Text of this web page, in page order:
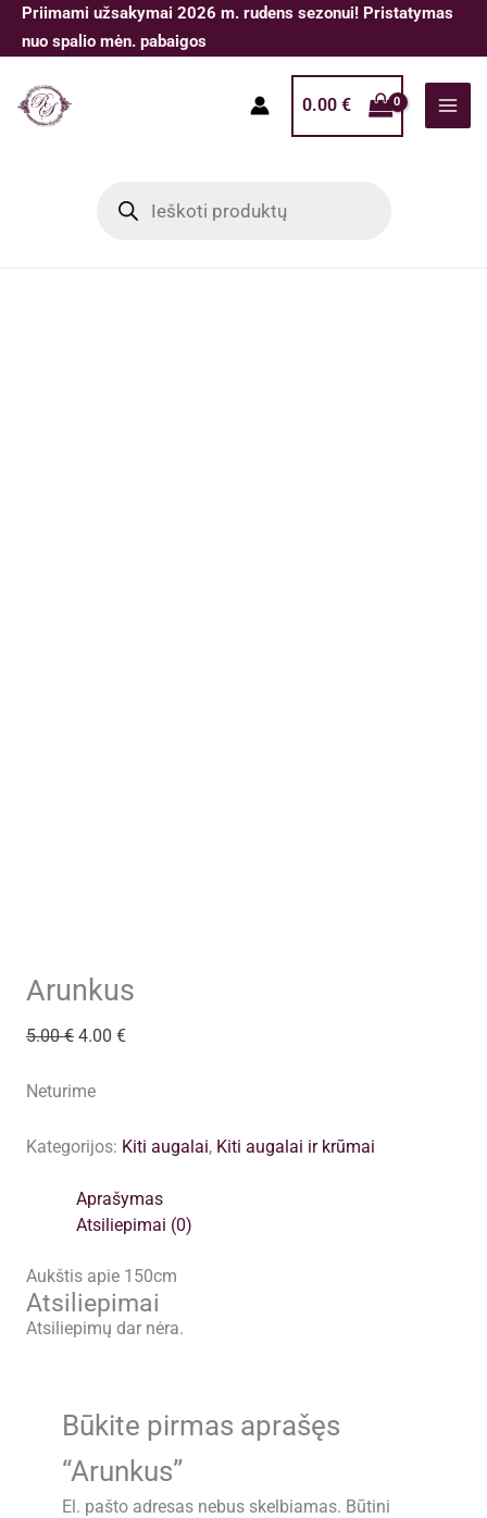
Pereiti
prie
Priimami užsakymai 2026 m. rudens sezonui! Pristatymas
nuo spalio mėn. pabaigos
0.00 €
search
Arunkus
5.00€ Original
was:
4.00 €Current
Neturime
Kategorijos: Kiti augalai, Kiti augalai ir krūmai
Aprašymas
Atsiliepimai (0)
Aukštis apie 150cm
Atsiliepimai
Atsiliepimų dar nėra.
Būkite pirmas aprašęs
“Arunkus”
El. pašto adresas nebus skelbiamas. Būtini